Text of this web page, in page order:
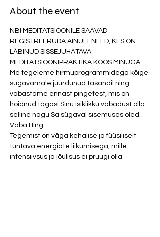
About the event
NB! MEDITATSIOONILE SAAVAD
REGISTREERUDA AINULT NEED, KES ON
LÄBINUD SISSEJUHATAVA
MEDITATSIOONIPRAKTIKA KOOS MINUGA.
Me tegeleme hirmuprogrammidega kõige
sügavamale juurdunud tasandil ning
vabastame ennast pingetest, mis on
hoidnud tagasi Sinu isiklikku vabadust olla
selline nagu Sa sügaval sisemuses oled.
Vaba Hing.
Tegemist on väga kehalise ja füüsiliselt
tuntava energiate liikumisega, mille
intensiivsus ja jõulisus ei pruugi olla